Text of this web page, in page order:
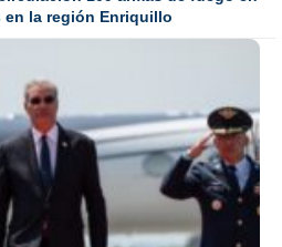
en la región Enriquillo